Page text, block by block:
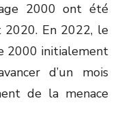
2000 ont été
En 2022, le
2000 initialement
d’un mois
de la menace